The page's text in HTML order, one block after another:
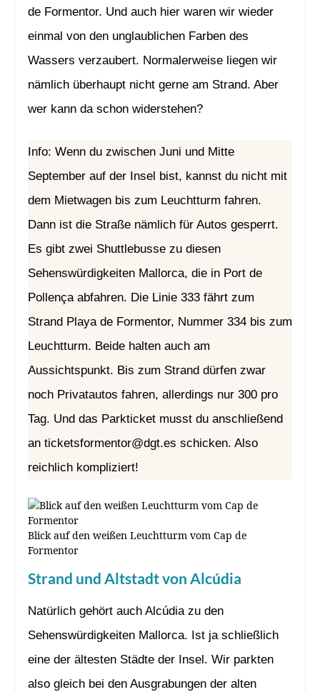
de Formentor. Und auch hier waren wir wieder
einmal von den unglaublichen Farben des
Wassers verzaubert. Normalerweise liegen wir
nämlich überhaupt nicht gerne am Strand. Aber
wer kann da schon widerstehen?
Info: Wenn du zwischen Juni und Mitte
September auf der Insel bist, kannst du nicht mit
dem Mietwagen bis zum Leuchtturm fahren.
Dann ist die Straße nämlich für Autos gesperrt.
Es gibt zwei Shuttlebusse zu diesen
Sehenswürdigkeiten Mallorca, die in Port de
Pollença abfahren. Die Linie 333 fährt zum
Strand Playa de Formentor, Nummer 334 bis zum
Leuchtturm. Beide halten auch am
Aussichtspunkt. Bis zum Strand dürfen zwar
noch Privatautos fahren, allerdings nur 300 pro
Tag. Und das Parkticket musst du anschließend
an ticketsformentor@dgt.es schicken. Also
reichlich kompliziert!
Blick auf den weißen Leuchtturm vom Cap de
Formentor
Strand und Altstadt von Alcúdia
Natürlich gehört auch Alcúdia zu den
Sehenswürdigkeiten Mallorca. Ist ja schließlich
eine der ältesten Städte der Insel. Wir parkten
also gleich bei den Ausgrabungen der alten